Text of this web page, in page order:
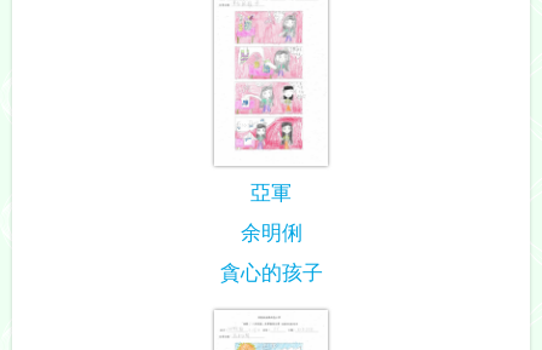
亞軍
余明俐
貪心的孩子